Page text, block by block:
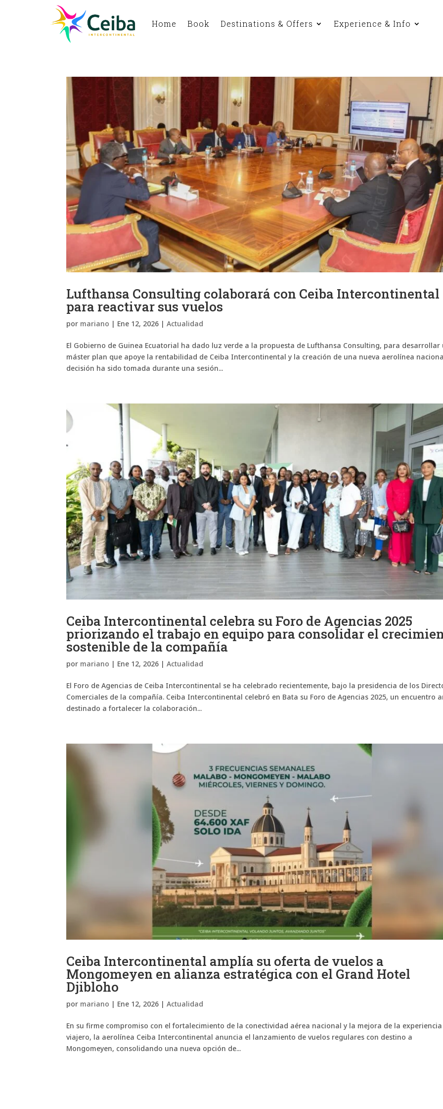
Home Book Destinations & Offers Experience & Info
Lufthansa Consulting colaborará con Ceiba Intercontinental
para reactivar sus vuelos
por mariano | Ene 12, 2026 |Actualidad
El Gobierno de Guinea Ecuatorial ha dado luz verde a la propuesta de Lufthansa Consulting, para desarrollar
máster plan que apoye la rentabilidad de Ceiba Intercontinental y la creación de una nueva aerolínea
decisión ha sido tomada durante una sesión...
Ceiba Intercontinental celebra su Foro de Agencias 2025
priorizando el trabajo en equipo para consolidar el
sostenible de la compañía
por mariano | Ene 12, 2026 |Actualidad
El Foro de Agencias de Ceiba Intercontinental se ha celebrado recientemente, bajo la presidencia de los
Comerciales de la compañía. Ceiba Intercontinental celebró en Bata su Foro de Agencias 2025, un encuentro
destinado a fortalecer la colaboración...
Ceiba Intercontinental amplía su oferta de vuelos a
Mongomeyen en alianza estratégica con el Grand Hotel
Djibloho
por mariano | Ene 12, 2026 |Actualidad
En su firme compromiso con el fortalecimiento de la conectividad aérea nacional y la mejora de la
viajero, la aerolínea Ceiba Intercontinental anuncia el lanzamiento de vuelos regulares con destino a
Mongomeyen, consolidando una nueva opción de...